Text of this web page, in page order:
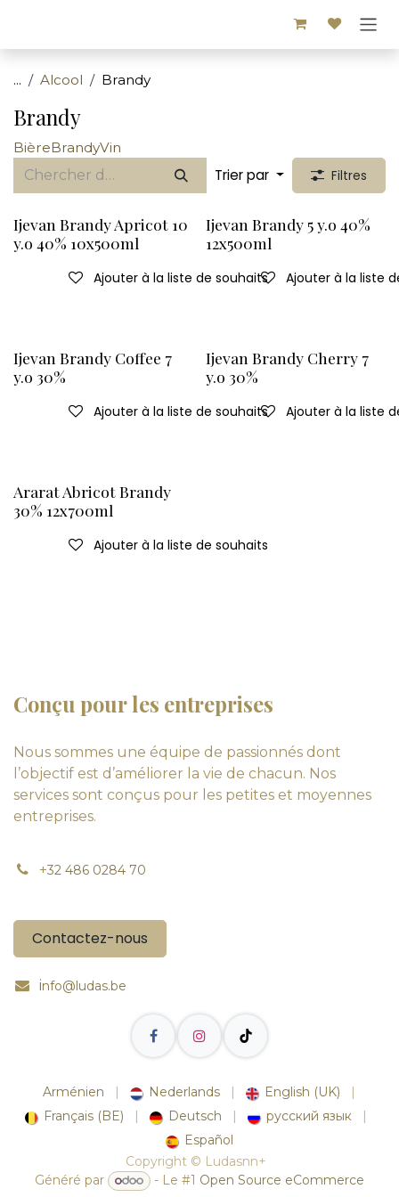
... Alcool Brandy
Brandy
BièreBrandyVin
Trier par Filtres
Ijevan Brandy Apricot 10
y.o 40% 10x500ml
Ajouter à la liste de souhaits
Ijevan Brandy 5 y.o 40%
12x500ml
Ajouter à la liste
Ijevan Brandy Coffee 7
y.o 30%
Ajouter à la liste de souhaits
Ijevan Brandy Cherry 7
y.o 30%
Ajouter à la liste
Ararat Abricot Brandy
30% 12x700ml
Ajouter à la liste de souhaits
Conçu pour les entreprises
Nous sommes une équipe de passionnés dont
l’objectif est d’améliorer la vie de chacun. Nos
services sont conçus pour les petites et moyennes
entreprises.
+32 486 0284 70
Contactez-nous
info@ludas.be
Copyright © Ludasnn+
Arménien | Nederlands | English (UK)
|
Français (BE)
| Deutsch | русский язык
|
Español
Généré par - Le #1 Open Source eCommerce